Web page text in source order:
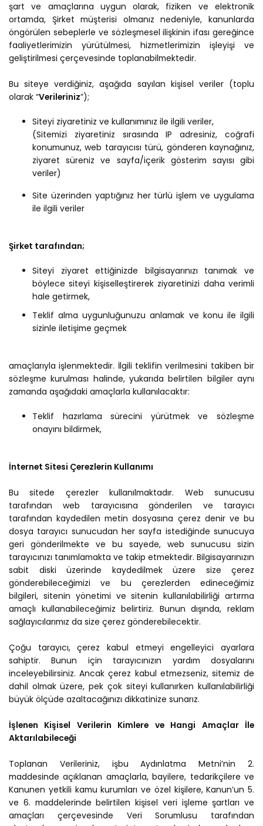
şart ve amaçlarına uygun olarak, fiziken ve elektronik
ortamda, Şirket müşterisi olmanız nedeniyle, kanunlarda
öngörülen sebeplerle ve sözleşmesel ilişkinin ifası gereğince
faaliyetlerimizin yürütülmesi, hizmetlerimizin işleyişi ve
geliştirilmesi çerçevesinde toplanabilmektedir.
Bu siteye verdiğiniz, aşağıda sayılan kişisel veriler (toplu
olarak “Verileriniz”);
Siteyi ziyaretiniz ve kullanımınız ile ilgili veriler,
(Sitemizi ziyaretiniz sırasında IP adresiniz, coğrafi
konumunuz, web tarayıcısı türü, gönderen kaynağınız,
ziyaret süreniz ve sayfa/içerik gösterim sayısı gibi
veriler)
Site üzerinden yaptığınız her türlü işlem ve uygulama
ile ilgili veriler
Şirket tarafından;
Siteyi ziyaret ettiğinizde bilgisayarınızı tanımak ve
böylece siteyi kişiselleştirerek ziyaretinizi daha verimli
hale getirmek,
Teklif alma uygunluğunuzu anlamak ve konu ile ilgili
sizinle iletişime geçmek
amaçlarıyla işlenmektedir. İlgili teklifin verilmesini takiben bir
sözleşme kurulması halinde, yukarıda belirtilen bilgiler aynı
zamanda aşağıdaki amaçlarla kullanılacaktır:
Teklif hazırlama sürecini yürütmek ve sözleşme
onayını bildirmek,
İnternet Sitesi Çerezlerin Kullanımı
Bu sitede çerezler kullanılmaktadır. Web sunucusu
tarafından web tarayıcısına gönderilen ve tarayıcı
tarafından kaydedilen metin dosyasına çerez denir ve bu
dosya tarayıcı sunucudan her sayfa istediğinde sunucuya
geri gönderilmekte ve bu sayede, web sunucusu sizin
tarayıcınızı tanımlamakta ve takip etmektedir. Bilgisayarınızın
sabit diski üzerinde kaydedilmek üzere size çerez
gönderebileceğimizi ve bu çerezlerden edineceğimiz
bilgileri, sitenin yönetimi ve sitenin kullanılabilirliği artırma
amaçlı kullanabileceğimiz belirtiriz. Bunun dışında, reklam
sağlayıcılarımız da size çerez gönderebilecektir.
Çoğu tarayıcı, çerez kabul etmeyi engelleyici ayarlara
sahiptir. Bunun için tarayıcınızın yardım dosyalarını
inceleyebilirsiniz. Ancak çerez kabul etmezseniz, sitemiz de
dahil olmak üzere, pek çok siteyi kullanırken kullanılabilirliği
büyük ölçüde azaltacağınızı dikkatinize sunarız.
İşlenen Kişisel Verilerin Kimlere ve Hangi Amaçlar İle
Aktarılabileceği
Toplanan Verileriniz, işbu Aydınlatma Metni’nin 2.
maddesinde açıklanan amaçlarla, bayilere, tedarikçilere ve
Kanunen yetkili kamu kurumları ve özel kişilere, Kanun’un 5.
ve 6. maddelerinde belirtilen kişisel veri işleme şartları ve
amaçları çerçevesinde Veri Sorumlusu tarafından